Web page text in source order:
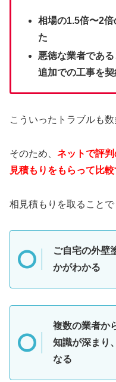
相場の1.5倍〜2
た
悪徳な業者であ
追加での工事を
こういったトラブルも数
そのため、 ネットで評
見積もりをもらって比
相見積もりを取ることで
ご自宅の外壁
かがわかる
複数の業者か
知識が深まり
なる